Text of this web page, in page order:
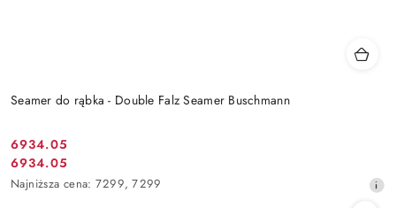
Seamer do rąbka - Double Falz Seamer Buschmann
Cena
promocyjna:
6934.05
Cena
promocyjna:
6934.05
Najniższa
Najniższa cena: 7299, 7299